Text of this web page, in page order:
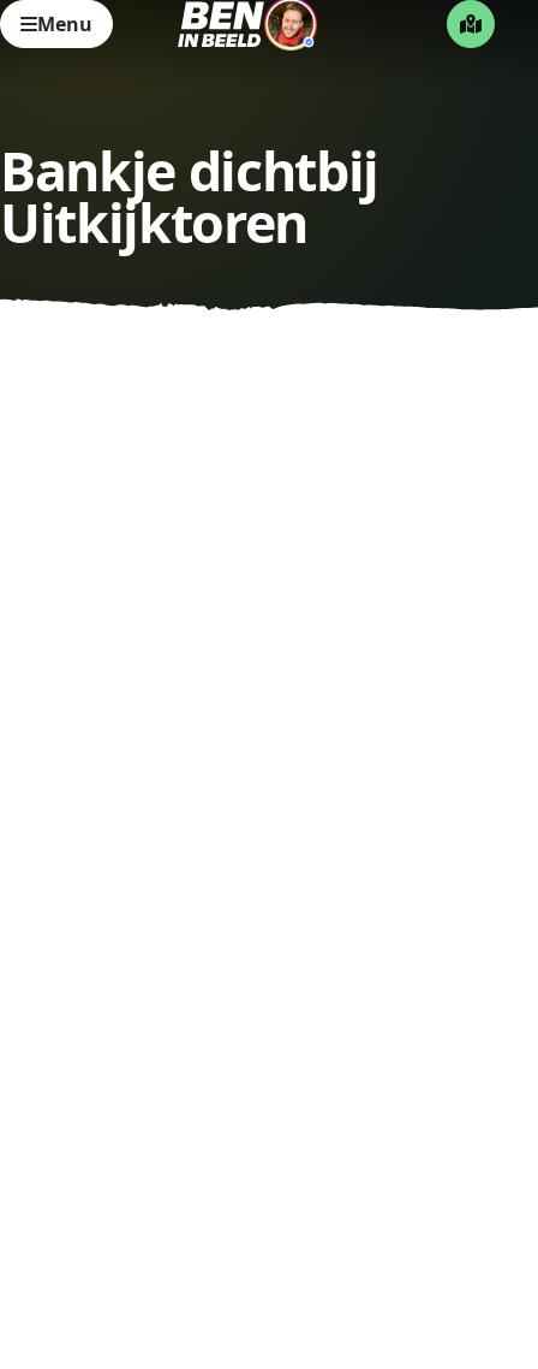
Menu
Bankje dichtbij
Uitkijktoren